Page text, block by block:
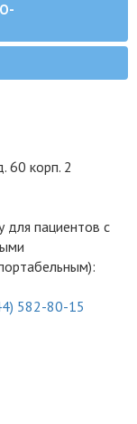
60 корп. 2
для пациентов с
582-80-15